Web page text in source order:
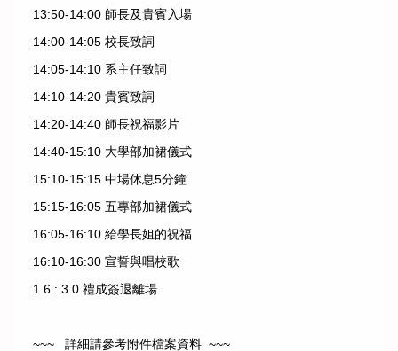
13:50-14:00 師長及貴賓入場
14:00-14:05 校長致詞
14:05-14:10 系主任致詞
14:10-14:20 貴賓致詞
14:20-14:40 師長祝福影片
14:40-15:10 大學部加裙儀式
15:10-15:15 中場休息5分鐘
15:15-16:05 五專部加裙儀式
16:05-16:10 給學長姐的祝福
16:10-16:30 宣誓與唱校歌
1 6 : 3 0 禮成簽退離場
~~~ 詳細請參考附件檔案資料 ~~~